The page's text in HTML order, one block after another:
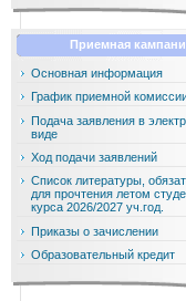
Приемная
Основная информация
График приемной
Подача заявления в
виде
Ход подачи заявлений
Список литературы,
для прочтения летом
курса 2026/2027 уч.год.
Приказы о зачислении
Образовательный кредит